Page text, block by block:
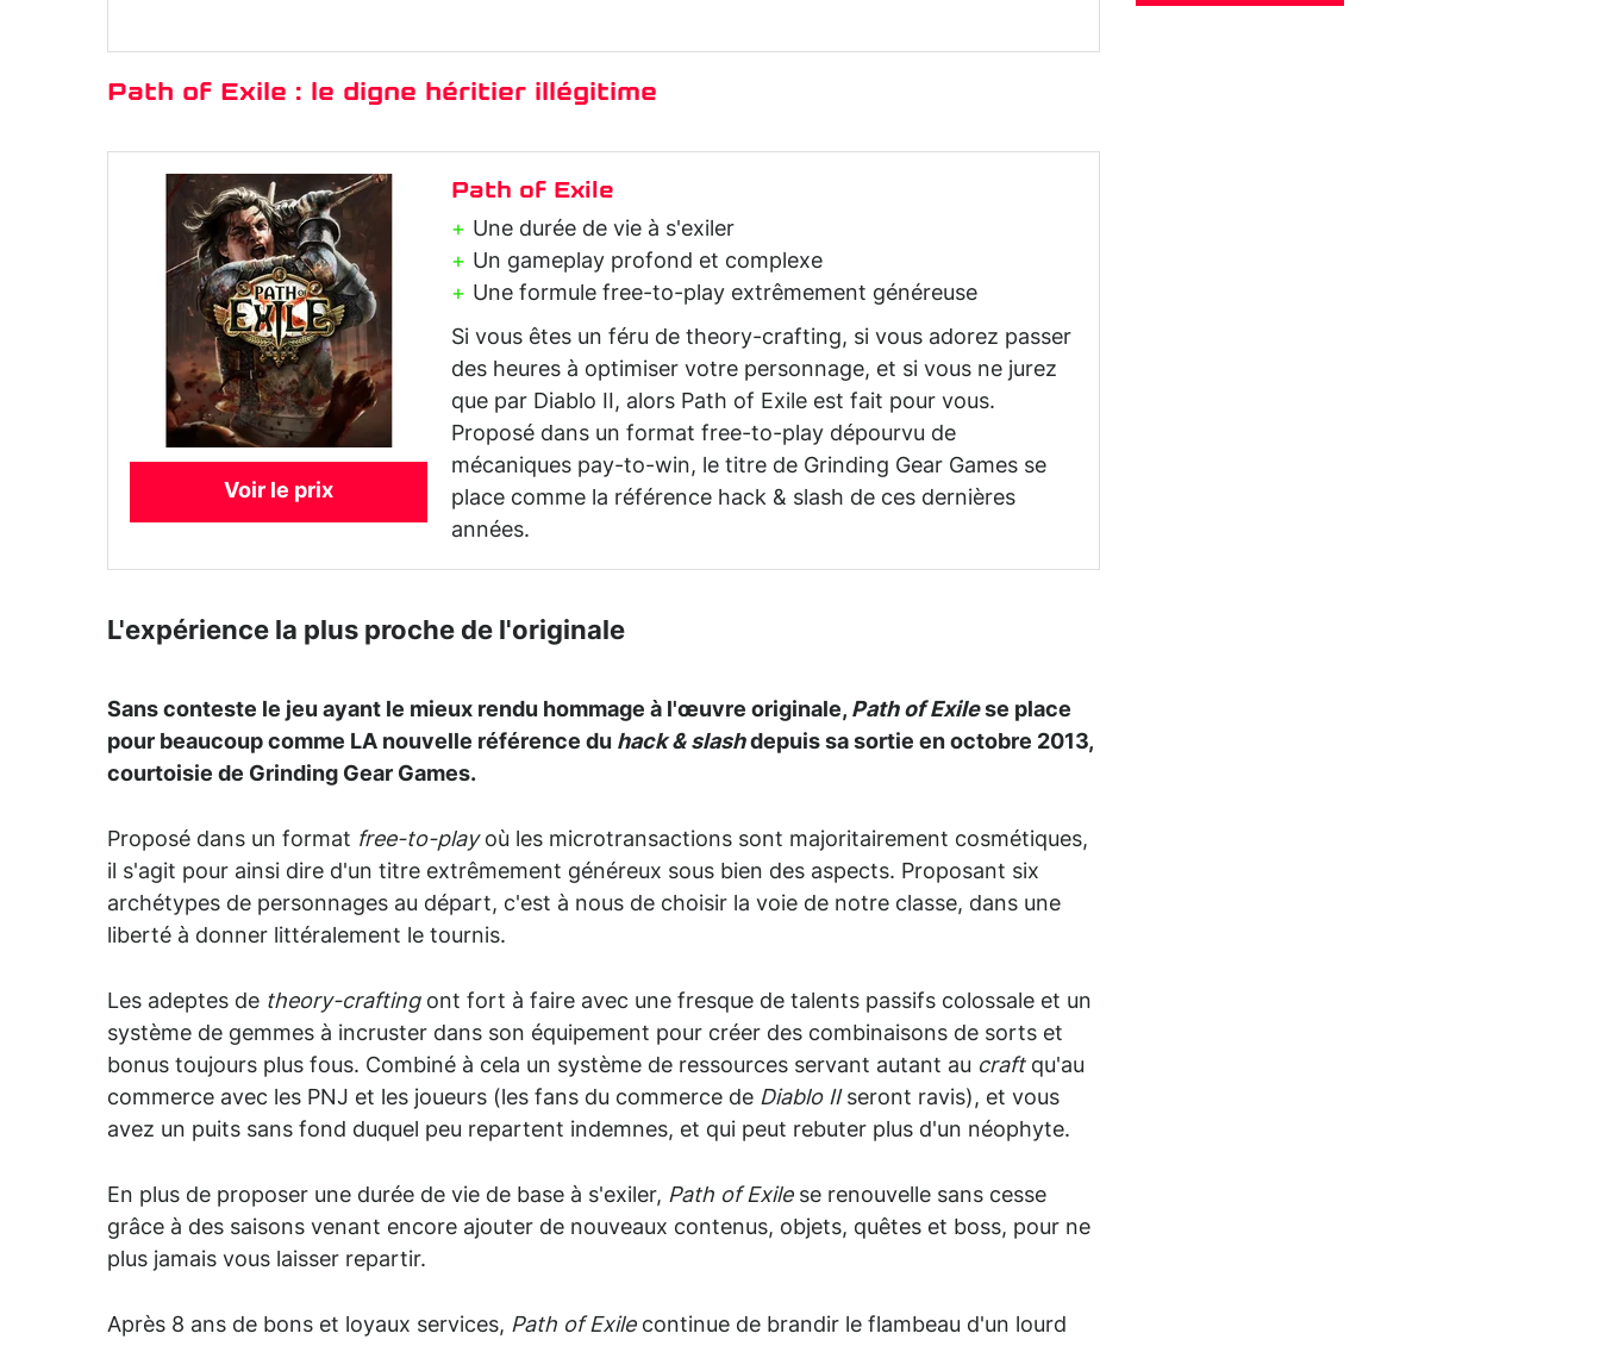
Path of Exile : le digne héritier illégitime
Voir le prix
Path of Exile
Une durée de vie à s'exiler
Un gameplay profond et complexe
Une formule free-to-play extrêmement généreuse
Si vous êtes un féru de theory-crafting, si vous adorez passer
des heures à optimiser votre personnage, et si vous ne jurez
que par Diablo II, alors Path of Exile est fait pour vous.
Proposé dans un format free-to-play dépourvu de
mécaniques pay-to-win, le titre de Grinding Gear Games se
place comme la référence hack & slash de ces dernières
années.
L'expérience la plus proche de l'originale
Sans conteste le jeu ayant le mieux rendu hommage à l'œuvre originale, Path of Exilese place
pour beaucoup comme LA nouvelle référence du hack & slashdepuis sa sortie en octobre 2013,
courtoisie de Grinding Gear Games.
Proposé dans un format free-to-playoù les microtransactions sont majoritairement cosmétiques,
il s'agit pour ainsi dire d'un titre extrêmement généreux sous bien des aspects. Proposant six
archétypes de personnages au départ, c'est à nous de choisir la voie de notre classe, dans une
liberté à donner littéralement le tournis.
Les adeptes de theory-craftingont fort à faire avec une fresque de talents passifs colossale et un
système de gemmes à incruster dans son équipement pour créer des combinaisons de sorts et
bonus toujours plus fous. Combiné à cela un système de ressources servant autant au craftqu'au
commerce avec les PNJ et les joueurs (les fans du commerce de Diablo IIseront ravis), et vous
avez un puits sans fond duquel peu repartent indemnes, et qui peut rebuter plus d'un néophyte.
En plus de proposer une durée de vie de base à s'exiler, Path of Exilese renouvelle sans cesse
grâce à des saisons venant encore ajouter de nouveaux contenus, objets, quêtes et boss, pour ne
plus jamais vous laisser repartir.
Après 8 ans de bons et loyaux services, Path of Exilecontinue de brandir le flambeau d'un lourd